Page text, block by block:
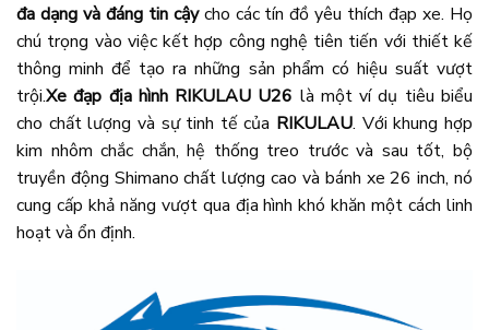
đa dạng và đáng tin cậycho các tín đồ yêu thích đạp xe. Họ
chú trọng vào việc kết hợp công nghệ tiên tiến với thiết kế
thông minh để tạo ra những sản phẩm có hiệu suất vượt
trội.Xe đạp địa hình RIKULAU U26 là một ví dụ tiêu biểu
cho chất lượng và sự tinh tế của RIKULAU. Với khung hợp
kim nhôm chắc chắn, hệ thống treo trước và sau tốt, bộ
truyền động Shimano chất lượng cao và bánh xe 26 inch, nó
cung cấp khả năng vượt qua địa hình khó khăn một cách linh
hoạt và ổn định.